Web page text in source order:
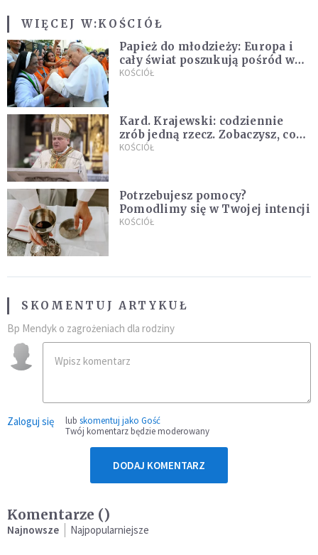
WIĘCEJ W:KOŚCIÓŁ
Papież do młodzieży: Europa i
cały świat poszukują pośród was
nowych świętych
KOŚCIÓŁ
Kard. Krajewski: codziennie
zrób jedną rzecz. Zobaczysz, co
stanie się z twoim życiem
KOŚCIÓŁ
Potrzebujesz pomocy?
Pomodlimy się w Twojej intencji
KOŚCIÓŁ
SKOMENTUJ ARTYKUŁ
Bp Mendyk o zagrożeniach dla rodziny
Zaloguj się lub skomentuj jako Gość
Twój komentarz będzie moderowany
DODAJ KOMENTARZ
Komentarze ()
Najnowsze Najpopularniejsze